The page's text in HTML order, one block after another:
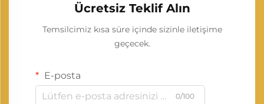
Ücretsiz Teklif Alın
Temsilcimiz kısa süre içinde sizinle iletişime
geçecek.
E-posta
0/100